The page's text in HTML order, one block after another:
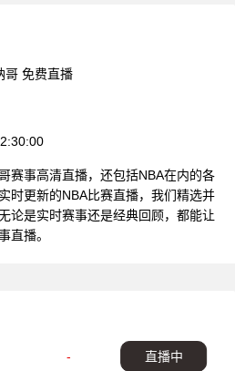
哥 免费直播
赛事高清直播，还包括NBA在内的各
时更新的NBA比赛直播，我们精选并
论是实时赛事还是经典回顾，都能让
直播。
-
直播中